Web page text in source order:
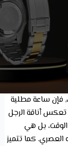
فإن ساعة مطلية
تعكس أناقة الرجل
بل هي
كما تتميز